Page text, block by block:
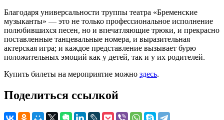
Благодаря универсальности труппы театра «Бременские
музыканты» — это не только профессиональное исполнение
полюбившихся песен, но и впечатляющие трюки, и прекрасно
поставленные танцевальные номера, и выразительная
актерская игра; и каждое представление вызывает бурю
положительных эмоций как у детей, так и у их родителей.
Купить билеты на мероприятие можно здесь.
Поделиться ссылкой